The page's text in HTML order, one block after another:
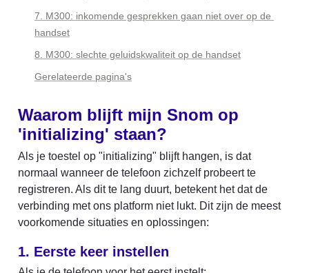
7. M300: inkomende gesprekken gaan niet over op de
handset
8. M300: slechte geluidskwaliteit op de handset
Gerelateerde pagina's
Waarom blijft mijn Snom op
'initializing' staan?
Als je toestel op "initializing" blijft hangen, is dat
normaal wanneer de telefoon zichzelf probeert te
registreren. Als dit te lang duurt, betekent het dat de
verbinding met ons platform niet lukt. Dit zijn de meest
voorkomende situaties en oplossingen:
1. Eerste keer instellen